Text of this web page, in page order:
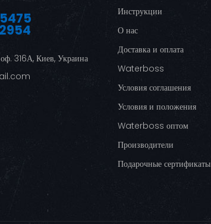
316А, Киев, Украина
Инструкции
О нас
Доставка и оплата
Waterboss
Условия соглашения
Условия и положения
Waterboss оптом
Производители
Подарочные сертификаты